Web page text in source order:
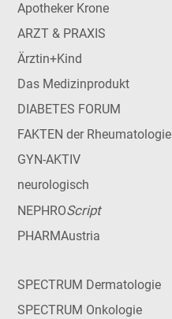
Apotheker Krone
ARZT & PRAXIS
Ärztin+Kind
Das Medizinprodukt
DIABETES FORUM
FAKTEN der Rheumatologie
GYN-AKTIV
neurologisch
NEPHROScript
PHARMAustria
SPECTRUM Dermatologie
SPECTRUM Onkologie